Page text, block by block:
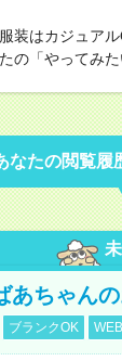
装はカジュア
の「やってみ
なたの閲覧履
あちゃん
ブランクOK